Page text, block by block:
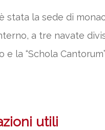
stata la sede di
a tre navate
e la “Schola
utili